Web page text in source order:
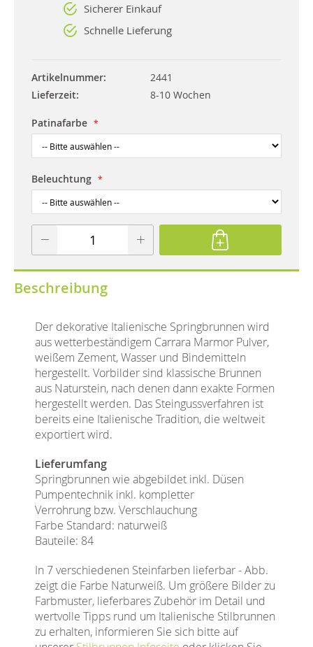
Sicherer Einkauf
Schnelle Lieferung
Artikelnummer
2441
Lieferzeit
8-10 Wochen
Patinafarbe
Beleuchtung
Beschreibung
Der dekorative Italienische Springbrunnen wird
aus wetterbeständigem Carrara Marmor Pulver,
weißem Zement, Wasser und Bindemitteln
hergestellt. Vorbilder sind klassische Brunnen
aus Naturstein, nach denen dann exakte Formen
hergestellt werden. Das Steingussverfahren ist
bereits eine Italienische Tradition, die weltweit
exportiert wird.
Lieferumfang
Springbrunnen wie abgebildet inkl. Düsen
Pumpentechnik inkl. kompletter
Verrohrung bzw. Verschlauchung
Farbe Standard: naturweiß
Bauteile: 84
In 7 verschiedenen Steinfarben lieferbar - Abb.
zeigt die Farbe Naturweiß. Um größere Bilder zu
Farbmuster, lieferbares Zubehör im Detail und
wertvolle Tipps rund um Italienische Stilbrunnen
zu erhalten, informieren Sie sich bitte auf